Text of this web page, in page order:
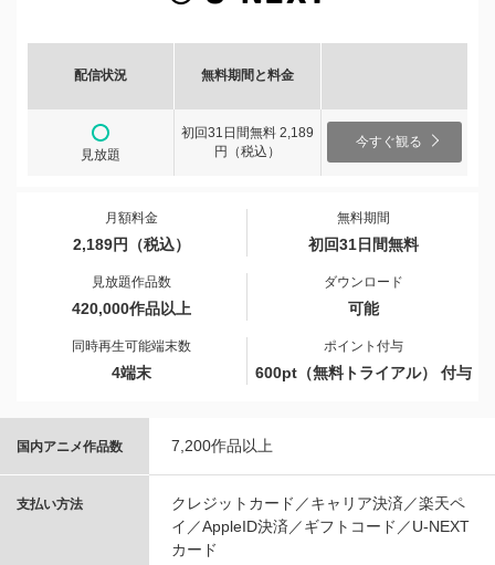
配信状況 無料期間と料金
見放題
初回31日間無料 2,189
円（税込）
今すぐ観る
月額料金
2,189円（税込）
無料期間
初回31日間無料
見放題作品数
420,000作品以上
ダウンロード
可能
同時再生可能端末数
4端末
ポイント付与
600pt（無料トライアル） 付与
国内アニメ作品数 7,200作品以上
支払い方法
クレジットカード／キャリア決済／楽天ペ
イ／AppleID決済／ギフトコード／U-NEXT
カード